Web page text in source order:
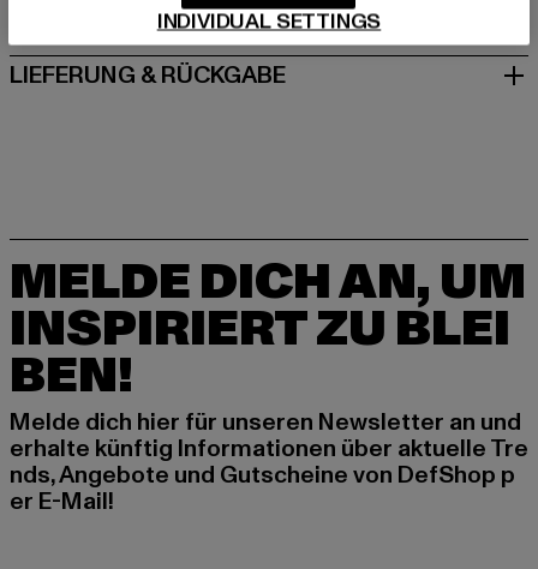
PFLEGEHINWEISE
LIEFERUNG & RÜCKGABE
MELDE DICH AN, UM
INSPIRIERT ZU BLEI
BEN!
Melde dich hier für unseren Newsletter an und
erhalte künftig Informationen über aktuelle Tre
nds, Angebote und Gutscheine von DefShop p
er E-Mail!
INDIVIDUAL SETTINGS